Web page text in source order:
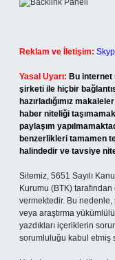
Reklam ve İletişim:
Yasal Uyarı: Bu internet
şirketi ile hiçbir
hazırladığımız
haber niteliği
paylaşım
benzerlikleri tamamen
halindedir ve tavsiye
Sitemiz, 5651 Sayılı
Kurumu (BTK)
vermektedir. Bu
veya araştırma
yazdıkları içeriklerin
sorumluluğu kabul etmiş